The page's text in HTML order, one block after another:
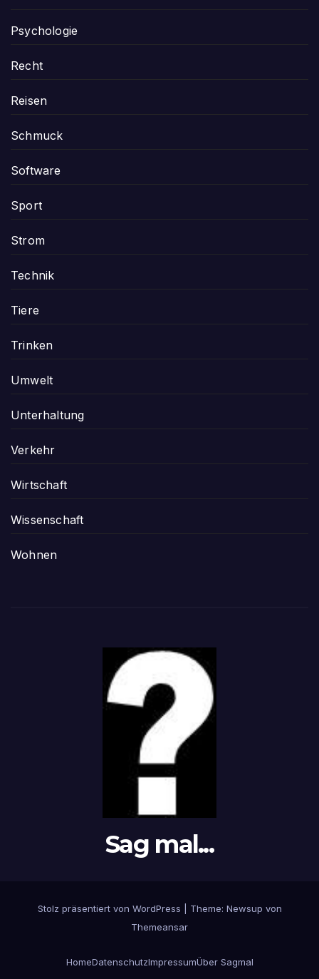
Psychologie
Recht
Reisen
Schmuck
Software
Sport
Strom
Technik
Tiere
Trinken
Umwelt
Unterhaltung
Verkehr
Wirtschaft
Wissenschaft
Wohnen
Sag mal...
Stolz präsentiert von WordPress
Theme: Newsup von
Themeansar
HomeDatenschutzImpressumÜber Sagmal